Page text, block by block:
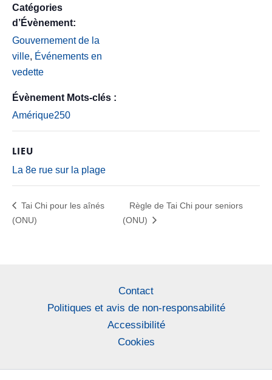
Catégories
d’Évènement:
Gouvernement de la
ville, Événements en
vedette
Évènement Mots-clés :
Amérique250
LIEU
La 8e rue sur la plage
Tai Chi pour les aînés
(ONU)
Règle de Tai Chi pour seniors
(ONU)
Contact
Politiques et avis de non-responsabilité
Accessibilité
Cookies